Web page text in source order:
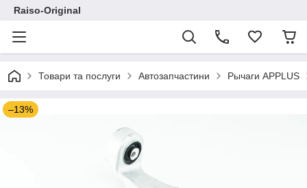
Raiso-Original
Товари та послуги Автозапчастини Рычаги APPLUS
–13%